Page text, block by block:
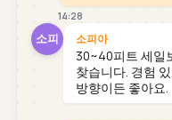
14:28
소피 소피아
30~40피트 세일
찾습니다. 경험
방향이든 좋아요.